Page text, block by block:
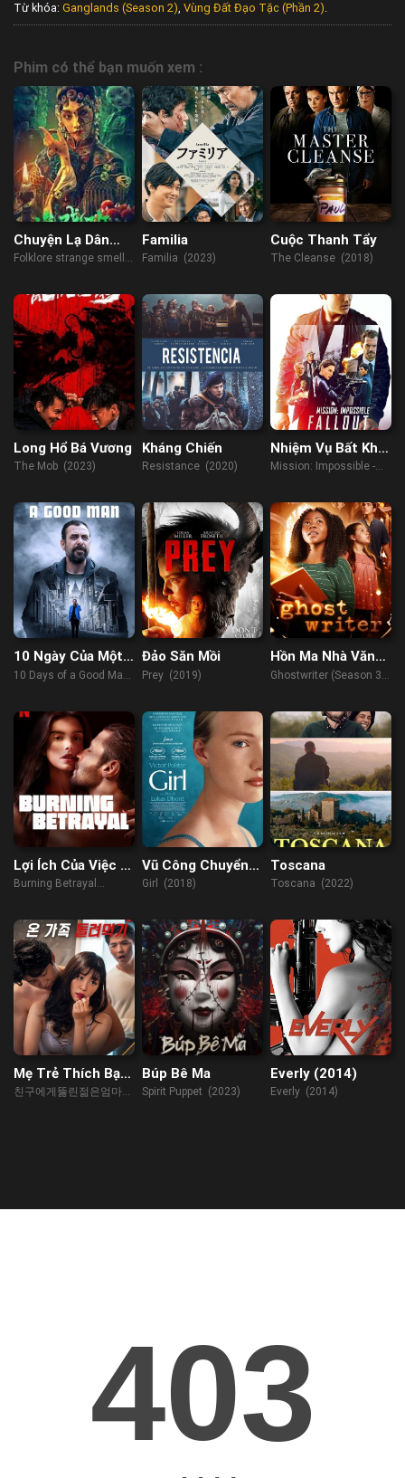
Từ khóa: Ganglands (Season 2), Vùng Đất Đạo Tặc (Phần 2).
Phim có thể bạn muốn xem :
Chuyện Lạ Dân
Gian: Ngụy Hi Ban
Folklore strange smell
(2023)
Familia
Familia (2023)
Cuộc Thanh Tẩy
The Cleanse (2018)
Long Hổ Bá Vương
The Mob (2023)
Kháng Chiến
Resistance (2020)
Nhiệm Vụ Bất Khả
Thi: Sụp Đổ
Mission: Impossible -
10 Ngày Của Một
Người Tốt
10 Days of a Good Man
Đảo Săn Mồi
Prey (2019)
Hồn Ma Nhà Văn
(Phần 3)
Ghostwriter (Season 3)
Lợi Ích Của Việc Bị
Phản Bội
Burning Betrayal
Vũ Công Chuyển
Giới
Girl (2018)
Toscana
Toscana (2022)
Mẹ Trẻ Thích Bạn
Của Con Trai
친구에게뚫린젊은엄마
Búp Bê Ma
Spirit Puppet (2023)
Everly (2014)
Everly (2014)